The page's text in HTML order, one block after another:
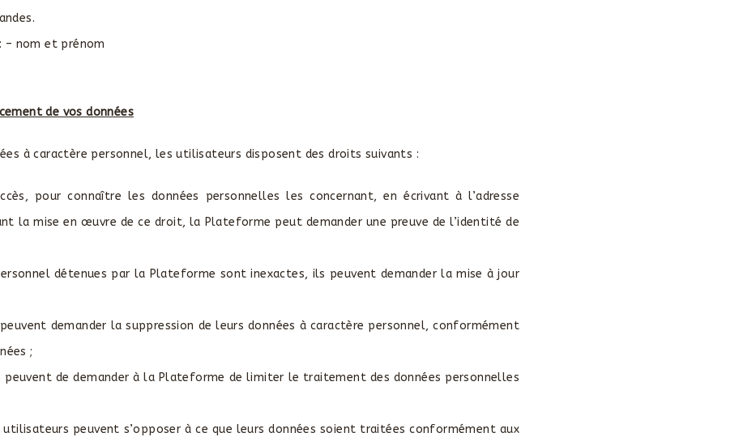
– nom et prénom
de vos données
à caractère personnel, les utilisateurs disposent des droits suivants :
pour connaître les données personnelles les concernant, en écrivant à l’adresse
la mise en œuvre de ce droit, la Plateforme peut demander une preuve de l’identité de
détenues par la Plateforme sont inexactes, ils peuvent demander la mise à jour
demander la suppression de leurs données à caractère personnel, conformément
;
de demander à la Plateforme de limiter le traitement des données personnelles
peuvent s’opposer à ce que leurs données soient traitées conformément aux